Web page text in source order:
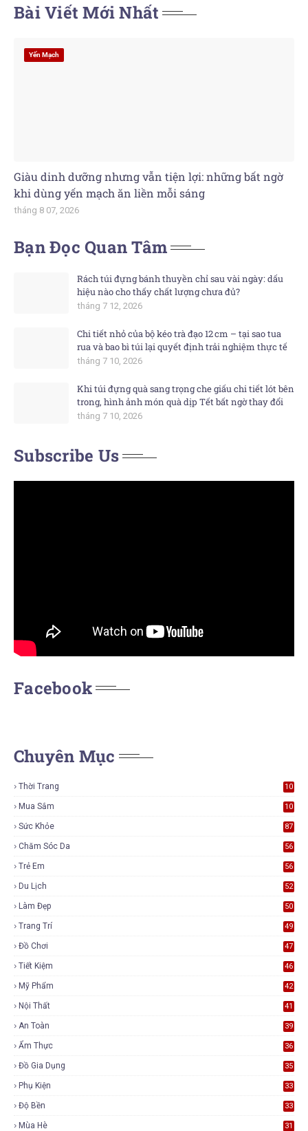
Bài Viết Mới Nhất
Yến Mạch
Giàu dinh dưỡng nhưng vẫn tiện lợi: những bất ngờ
khi dùng yến mạch ăn liền mỗi sáng
tháng 8 07, 2026
Bạn Đọc Quan Tâm
Rách túi đựng bánh thuyền chỉ sau vài ngày: dấu
hiệu nào cho thấy chất lượng chưa đủ?
tháng 7 12, 2026
Chi tiết nhỏ của bộ kéo trà đạo 12 cm – tại sao tua
rua và bao bì túi lại quyết định trải nghiệm thực tế
tháng 7 10, 2026
Khi túi đựng quà sang trọng che giấu chi tiết lót bên
trong, hình ảnh món quà dịp Tết bất ngờ thay đổi
tháng 7 10, 2026
Subscribe Us
Facebook
Chuyên Mục
Thời Trang
10
Mua Sắm
10
Sức Khỏe 87
Chăm Sóc Da 56
Trẻ Em 56
Du Lịch 52
Làm Đẹp 50
Trang Trí 49
Đồ Chơi 47
Tiết Kiệm 46
Mỹ Phẩm 42
Nội Thất 41
An Toàn 39
Ẩm Thực 36
Đồ Gia Dụng 35
Phụ Kiện 33
Độ Bền 33
Mùa Hè 31